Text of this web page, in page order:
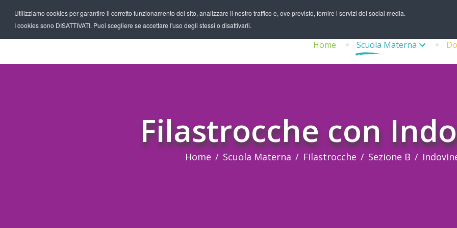
Utilizziamo cookies per garantire il corretto funzionamento del sito, analizzare il nostro traffico e, ove previsto, fornire i servizi dei social media.
I cookies sono DISATTIVATI. Puoi scegliere se accettare l'uso degli stessi o disattivarli.
Home Scuola Materna
Filastrocche con
Home Scuola Materna Filastrocche Sezione B